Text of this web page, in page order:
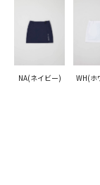
NA(ネイビー) WH(ホ